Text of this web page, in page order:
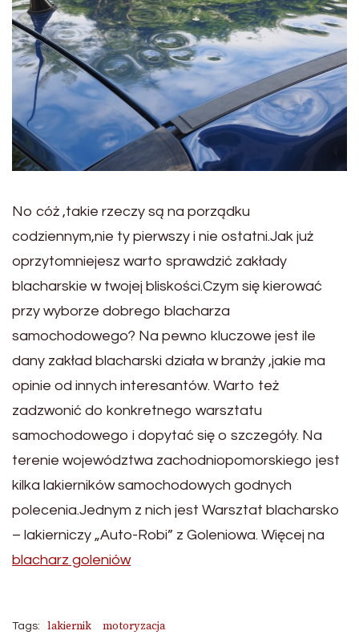
No cóż ,takie rzeczy są na porządku
codziennym,nie ty pierwszy i nie ostatni.Jak już
oprzytomniejesz warto sprawdzić zakłady
blacharskie w twojej bliskości.Czym się kierować
przy wyborze dobrego blacharza
samochodowego? Na pewno kluczowe jest ile
dany zakład blacharski działa w branży ,jakie ma
opinie od innych interesantów. Warto też
zadzwonić do konkretnego warsztatu
samochodowego i dopytać się o szczegóły. Na
terenie województwa zachodniopomorskiego jest
kilka lakierników samochodowych godnych
polecenia.Jednym z nich jest Warsztat blacharsko
– lakierniczy „Auto-Robi” z Goleniowa. Więcej na
blacharz goleniów
Tags: lakiernik motoryzacja